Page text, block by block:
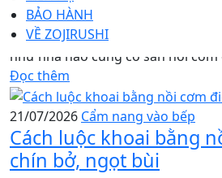
BẢO HÀNH
VỀ ZOJIRUSHI
cơm điện mềm thơm
Không phải gia đình nào cũng có
như nhà nào cũng có sẵn nồi cơm
Đọc thêm
21/07/2026 Cẩm nang vào bếp
Cách luộc khoai bằng
chín bở, ngọt bùi